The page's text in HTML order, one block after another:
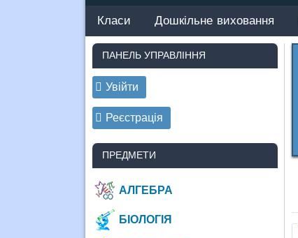
Класи Дошкільне виховання
ПАНЕЛЬ УПРАВЛІННЯ
Увійти
Реєстрація
ПРЕДМЕТИ
АЛГЕБРА
БІОЛОГІЯ